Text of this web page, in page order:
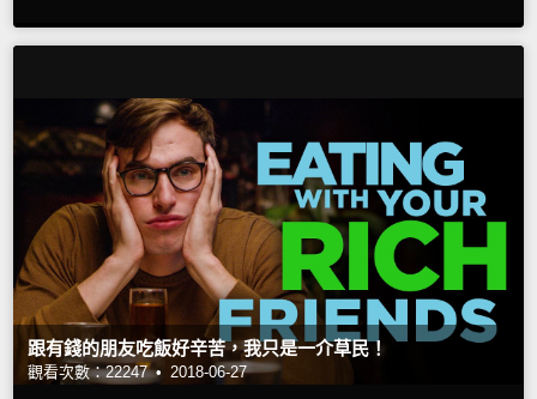
跟有錢的朋友吃飯好辛苦，我只是一介草民！
觀看次數：22247 • 2018-06-27